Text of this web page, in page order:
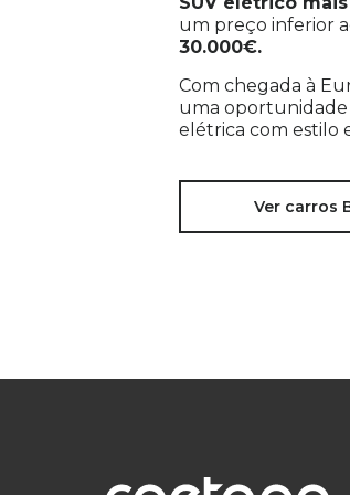
um preço inferior
30.000€.
Com chegada à
uma
elétrica com estilo
Ver carros